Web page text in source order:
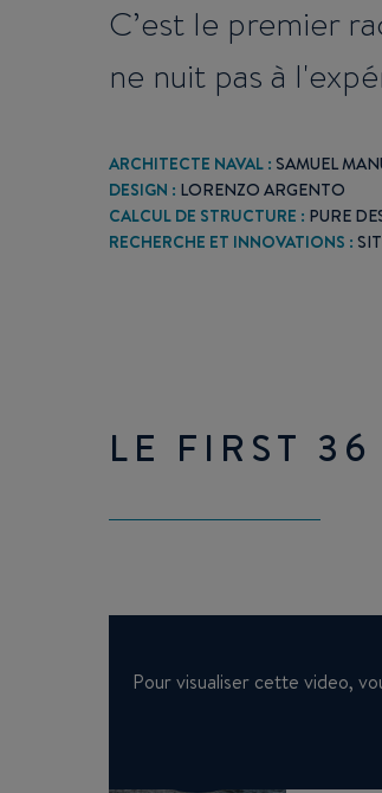
C’est le premier
ne nuit pas à
ARCHITECTE NAVAL : SAMUEL
DESIGN : LORENZO ARGENTO
CALCUL DE STRUCTURE : PURE
RECHERCHE ET INNOVATIONS :
LE FIRST
Pour visualiser cette video,